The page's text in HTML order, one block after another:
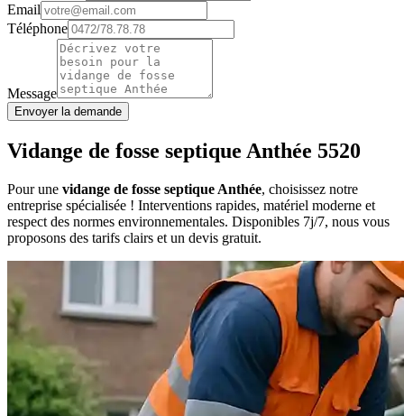
Email
Téléphone
Message
Envoyer la demande
Vidange de fosse septique Anthée 5520
Pour une vidange de fosse septique Anthée, choisissez notre
entreprise spécialisée ! Interventions rapides, matériel moderne et
respect des normes environnementales. Disponibles 7j/7, nous vous
proposons des tarifs clairs et un devis gratuit.